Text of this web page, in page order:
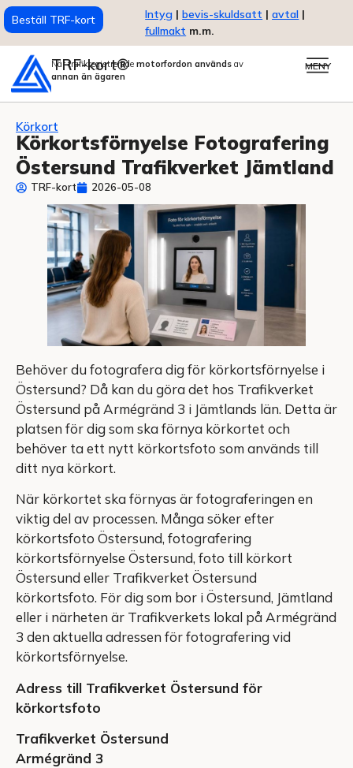
Beställ TRF-kort Intyg | bevis-skuldsatt | avtal |
fullmakt m.m.
TRF-kort®
När trafikregistrerade motorfordon används av
annan än ägaren
MENY
Körkort
Körkortsförnyelse Fotografering
Östersund Trafikverket Jämtland
TRF-kort 2026-05-08
Behöver du fotografera dig för körkortsförnyelse i
Östersund? Då kan du göra det hos Trafikverket
Östersund på Armégränd 3 i Jämtlands län. Detta är
platsen för dig som ska förnya körkortet och
behöver ta ett nytt körkortsfoto som används till
ditt nya körkort.
När körkortet ska förnyas är fotograferingen en
viktig del av processen. Många söker efter
körkortsfoto Östersund, fotografering
körkortsförnyelse Östersund, foto till körkort
Östersund eller Trafikverket Östersund
körkortsfoto. För dig som bor i Östersund, Jämtland
eller i närheten är Trafikverkets lokal på Armégränd
3 den aktuella adressen för fotografering vid
körkortsförnyelse.
Adress till Trafikverket Östersund för
körkortsfoto
Trafikverket Östersund
Armégränd 3